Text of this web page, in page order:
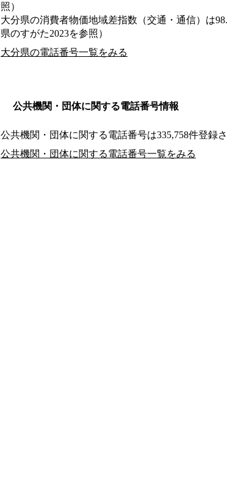
照）
大分県の消費者物価地域差指数（交通・通信）は
県のすがた2023を参照）
大分県の電話番号一覧をみる
公共機関・団体に関する電話番号情報
公共機関・団体に関する電話番号は335,758件登録
公共機関・団体に関する電話番号一覧をみる